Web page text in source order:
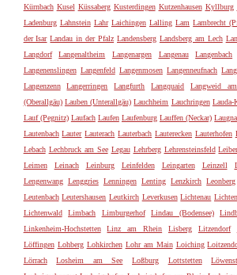
Kürnbach Kusel Küssaberg Kusterdingen Kutzenhausen Kyllburg
Ladenburg Lahnstein Lahr Laichingen Lalling Lam Lambrecht
der Isar Landau in der Pfalz Landensberg Landsberg am Lech
Langdorf
Langenaltheim Langenargen Langenau Langenbach
Langenenslingen Langenfeld Langenmosen Langenneufnach
Langenzenn
Langerringen Langfurth Langquaid Langweid
(Oberallgäu) Lauben (Unterallgäu) Lauchheim Lauchringen Lauda-
Lauf (Pegnitz) Laufach Laufen Laufenburg Lauffen (Neckar) Laugna
Lautenbach Lauter Lauterach Lauterbach Lauterecken Lauterhofen
Lebach Lechbruck am See Legau Lehrberg Lehrensteinsfeld
Leimen
Leinach Leinburg Leinfelden Leingarten Leinzell
Lengenwang Lenggries Lenningen Lenting Lenzkirch Leonberg
Leutenbach Leutershausen Leutkirch Leverkusen Lichtenau
Lichtenwald
Limbach Limburgerhof Lindau (Bodensee)
Linkenheim-Hochstetten
Linz am Rhein Lisberg Litzendorf
Löffingen Lohberg Lohkirchen Lohr am Main Loiching
Lörrach
Losheim am See Loßburg Lottstetten